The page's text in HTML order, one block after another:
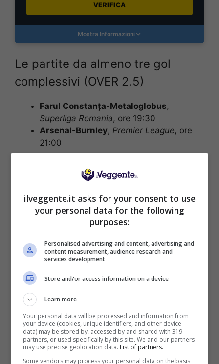
VERIFICA
Mostra Informazioni
Le partite da almeno tre gol
complessivi (OVER 2.5)
Farul Constanța-Metaloglobus,
Superliga Romania, ore 19:30
Arsenal-Burnley, Premier League, ore
21:00
ISCRIVITI al canale
GRATIS le notifiche con altri pronostici
AMMONITI:CLICCA QUI
Le partite da almeno un gol per
squadra (GOL)
Djurgården-Sirius
Comparazione quota totale (over 2.5 +
gol): 4.72GOLDBET;4.92SPORTBET
ilveggente.it asks for your consent to use
your personal data for the following
purposes:
Personalised advertising and content, advertising and
content measurement, audience research and
services development
Store and/or access information on a device
Learn more
Your personal data will be processed and information from
your device (cookies, unique identifiers, and other device
data) may be stored by, accessed by and shared with 319
partners, or used specifically by this site. We and our partners
may use precise geolocation data. List of partners.
Some vendors may process your personal data on the basis